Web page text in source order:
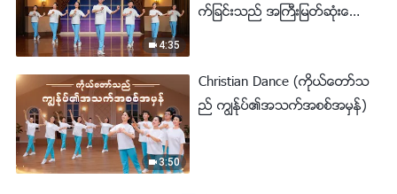
4:35
က္ျခင္းသည္ အႀကီးျမတ္ဆုံးေသာ
3:50
Christian Dance (ကိုယ္ေတာ္သ
ည္ ကြၽန္ုပ္၏အသက္အစစ္အမွန္)